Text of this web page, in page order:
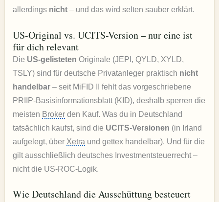
allerdings nicht– und das wird selten sauber erklärt.
US-Original vs. UCITS-Version – nur eine ist
für dich relevant
Die US-gelisteten Originale (JEPI, QYLD, XYLD,
TSLY) sind für deutsche Privatanleger praktisch nicht
handelbar– seit MiFID II fehlt das vorgeschriebene
PRIIP-Basisinformationsblatt (KID), deshalb sperren die
meisten Brokerden Kauf. Was du in Deutschland
tatsächlich kaufst, sind die UCITS-Versionen (in Irland
aufgelegt, über Xetra und gettex handelbar). Und für die
gilt ausschließlich deutsches Investmentsteuerrecht –
nicht die US-ROC-Logik.
Wie Deutschland die Ausschüttung besteuert